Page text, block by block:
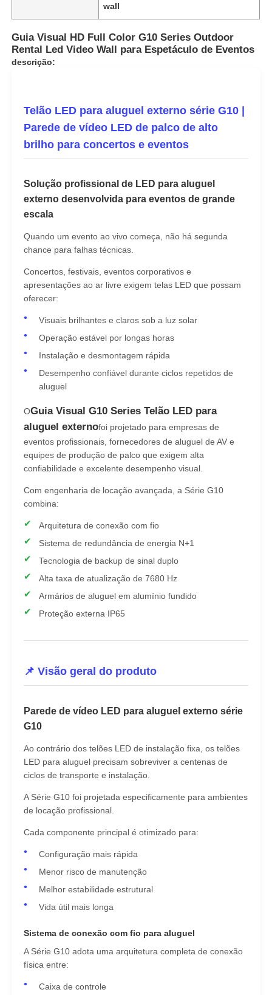
Para casa
Produtos
Vídeos
Espetáculo VR
Sobre nós
Visita à Fábrica
Controle de qualidade
Contacte-nos
Notícias
Casos
Solicitar Orçamento
Vídeo Wall Display de LED
Tela da tela LED
Tela do diodo emissor de luz do concerto
Aluguer de ecrãs de LED
Parede de vídeo led de cobra
Exibição de LED transparente
wall
Guia Visual HD Full Color G10 Series Outdoor
Rental Led Video Wall para Espetáculo de Eventos
descrição:
Telão LED para aluguel externo série G10 |
Parede de vídeo LED de palco de alto
brilho para concertos e eventos
Solução profissional de LED para aluguel
externo desenvolvida para eventos de grande
escala
Quando um evento ao vivo começa, não há segunda
chance para falhas técnicas.
Concertos, festivais, eventos corporativos e
apresentações ao ar livre exigem telas LED que possam
oferecer:
Visuais brilhantes e claros sob a luz solar
Operação estável por longas horas
Instalação e desmontagem rápida
Desempenho confiável durante ciclos repetidos de
aluguel
OGuia Visual G10 Series Telão LED para
aluguel externofoi projetado para empresas de
eventos profissionais, fornecedores de aluguel de AV e
equipes de produção de palco que exigem alta
confiabilidade e excelente desempenho visual.
Com engenharia de locação avançada, a Série G10
combina:
Arquitetura de conexão com fio
Sistema de redundância de energia N+1
Tecnologia de backup de sinal duplo
Alta taxa de atualização de 7680 Hz
Armários de aluguel em alumínio fundido
Proteção externa IP65
📌 Visão geral do produto
Parede de vídeo LED para aluguel externo série
G10
Ao contrário dos telões LED de instalação fixa, os telões
LED para aluguel precisam sobreviver a centenas de
ciclos de transporte e instalação.
A Série G10 foi projetada especificamente para ambientes
de locação profissional.
Cada componente principal é otimizado para:
Configuração mais rápida
Menor risco de manutenção
Melhor estabilidade estrutural
Vida útil mais longa
Sistema de conexão com fio para aluguel
A Série G10 adota uma arquitetura completa de conexão
física entre:
Caixa de controle